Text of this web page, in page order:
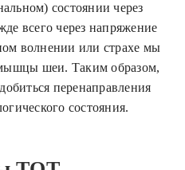
состоянии через
всего через напряжение
волнении или страхе мы
шеи. Таким образом,
перенаправления
состояния.